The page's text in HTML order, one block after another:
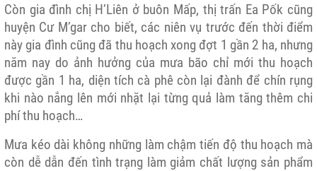
Còn gia đình chị H’Liên ở buôn Mấp, thị trấn Ea Pốk cũng
huyện Cư M’gar cho biết, các niên vụ trước đến thời điểm
này gia đình cũng đã thu hoạch xong đợt 1 gần 2 ha, nhưng
năm nay do ảnh hưởng của mưa bão chỉ mới thu hoạch
được gần 1 ha, diện tích cà phê còn lại đành để chín rụng
khi nào nắng lên mới nhặt lại từng quả làm tăng thêm chi
phí thu hoạch…
Mưa kéo dài không những làm chậm tiến độ thu hoạch mà
còn dễ dẫn đến tình trạng làm giảm chất lượng sản phẩm